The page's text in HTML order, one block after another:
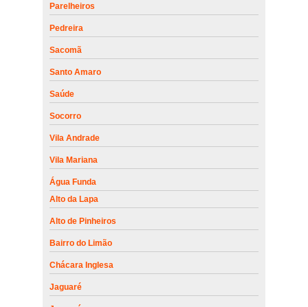
Parelheiros
Pedreira
Sacomã
Santo Amaro
Saúde
Socorro
Vila Andrade
Vila Mariana
Água Funda
Alto da Lapa
Alto de Pinheiros
Bairro do Limão
Chácara Inglesa
Jaguaré